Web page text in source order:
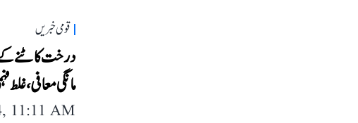
قومی خبریں
درخت کاٹنے
مانگی معافی، غلط
11:11 AM